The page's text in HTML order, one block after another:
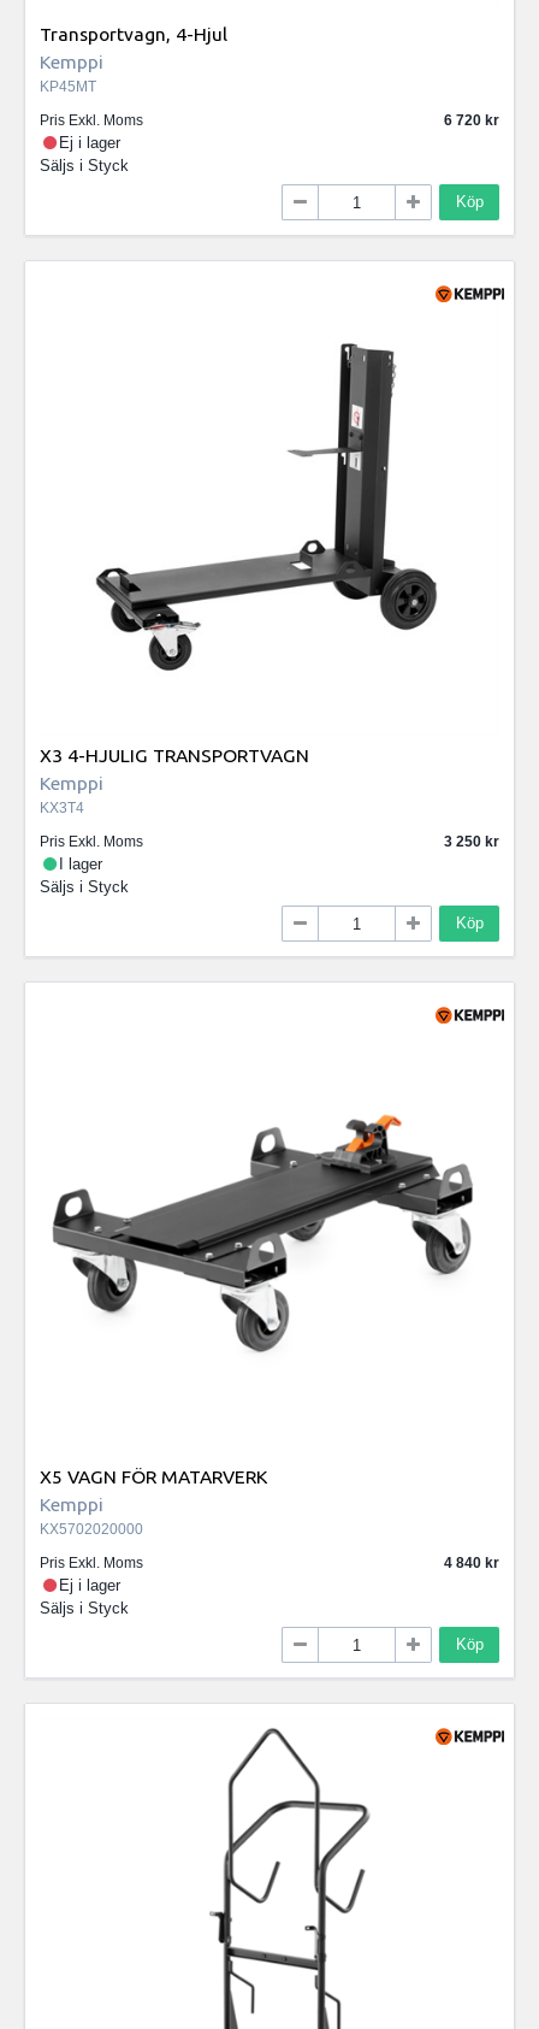
Transportvagn, 4-Hjul
Kemppi
KP45MT
Pris Exkl. Moms
6 720
Ej i lager
Säljs i Styck
Köp
X3 4-HJULIG TRANSPORTVAGN
Kemppi
KX3T4
Pris Exkl. Moms
3 250
I lager
Säljs i Styck
Köp
X5 VAGN FÖR MATARVERK
Kemppi
KX5702020000
Pris Exkl. Moms
4 840
Ej i lager
Säljs i Styck
Köp